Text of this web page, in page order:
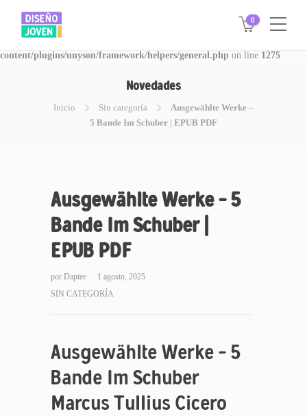
Warning: Invalid argument supplied for foreach() in
/www/disegnojoven.com.ar/htdocs/wp-
content/plugins/unyson/framework/helpers/general.php on line 1275
0
Novedades
Inicio Sin categoría
Ausgewählte Werke –
5 Bande Im Schuber | EPUB PDF
Ausgewählte Werke – 5
Bande Im Schuber |
EPUB PDF
por Daptee
1 agosto, 2025
SIN CATEGORÍA
Ausgewählte Werke – 5
Bande Im Schuber
Marcus Tullius Cicero